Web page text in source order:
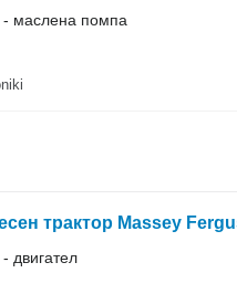
- маслена помпа
двигател